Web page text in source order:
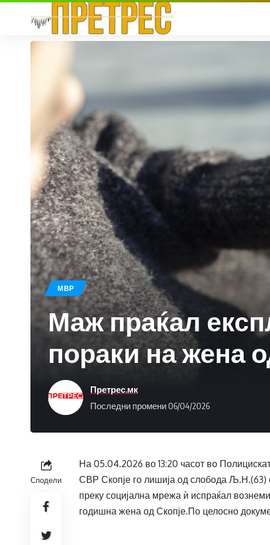
МВР
Маж праќал
пораки на жена
Последни промени 06/04/2026
Претрес.мк
Сподели
На 05.04.2026 во 13:20 часот во
СВР Скопје го лишија од слобода Љ.Н.(63)
преку социјална мрежа ѝ испраќал
годишна жена од Скопје.По целосно